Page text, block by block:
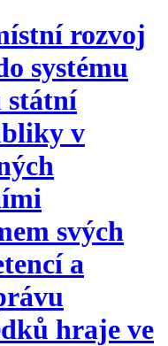
rozvoj
systému
státní
v
svých
a
hraje ve